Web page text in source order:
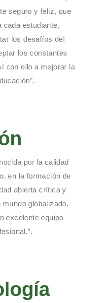
seguro y feliz, que
cada estudiante,
los desafíos del
los constantes
con ello a mejorar la
por la calidad
en la formación de
abierta crítica y
globalizado,
excelente equipo